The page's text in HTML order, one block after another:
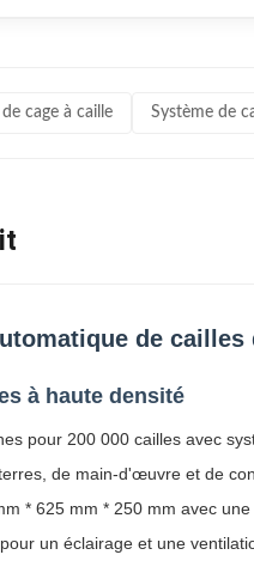
cage à caille Système de
de
à haute densité
pour 200 000 cailles avec
de main-d'œuvre et de
* 625 mm * 250 mm avec
un éclairage et une